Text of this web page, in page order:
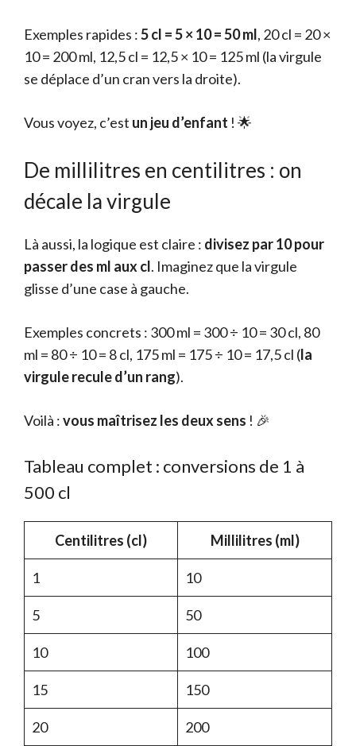
Exemples rapides :5 cl = 5 × 10 = 50 ml, 20 cl = 20 ×
10 = 200 ml, 12,5 cl = 12,5 × 10 = 125 ml (la virgule
se déplace d’un cran vers la droite).
Vous voyez, c’est un jeu d’enfant ! 🌟
De millilitres en centilitres : on
décale la virgule
Là aussi, la logique est claire : divisez par 10 pour
passer des ml aux cl. Imaginez que la virgule
glisse d’une case à gauche.
Exemples concrets : 300 ml = 300 ÷ 10 = 30 cl, 80
ml = 80 ÷ 10 = 8 cl, 175 ml = 175 ÷ 10 = 17,5 cl (la
virgule recule d’un rang).
Voilà :vous maîtrisez les deux sens ! 🎉
Tableau complet : conversions de 1 à
500 cl
Centilitres (cl) Millilitres (ml)
1 10
5 50
10 100
15 150
20 200